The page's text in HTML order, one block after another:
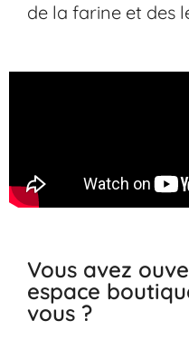
de la farine et des
Vous avez
espace
vous ?